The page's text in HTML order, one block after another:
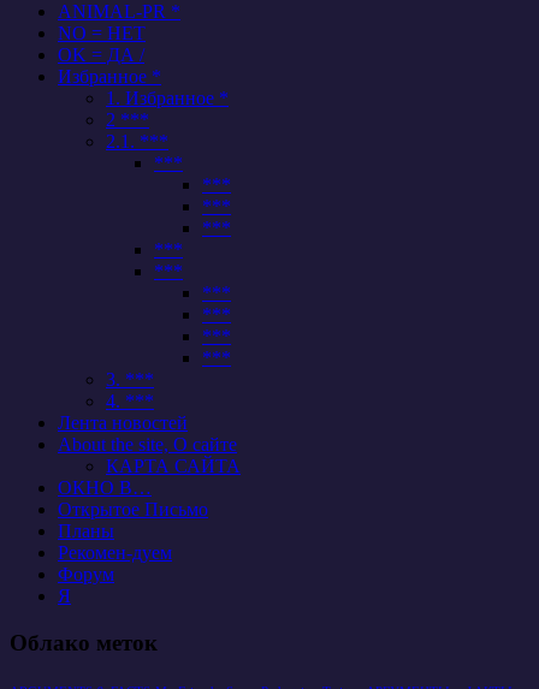
ANIMAL-PR *
NO = НЕТ
OK = ДА /
Избранное *
1. Избранное *
2 ***
2.1. ***
***
***
***
***
***
***
***
***
***
***
3. ***
4. ***
Лента новостей
About the site, О сайте
КАРТА САЙТА
ОКНО В…
Открытое Письмо
Планы
Рекомен-дуем
Форум
Я
Облако меток